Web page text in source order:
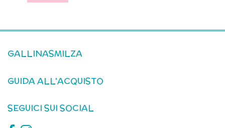
GALLINASMILZA
GUIDA ALL'ACQUISTO
SEGUICI SUI SOCIAL